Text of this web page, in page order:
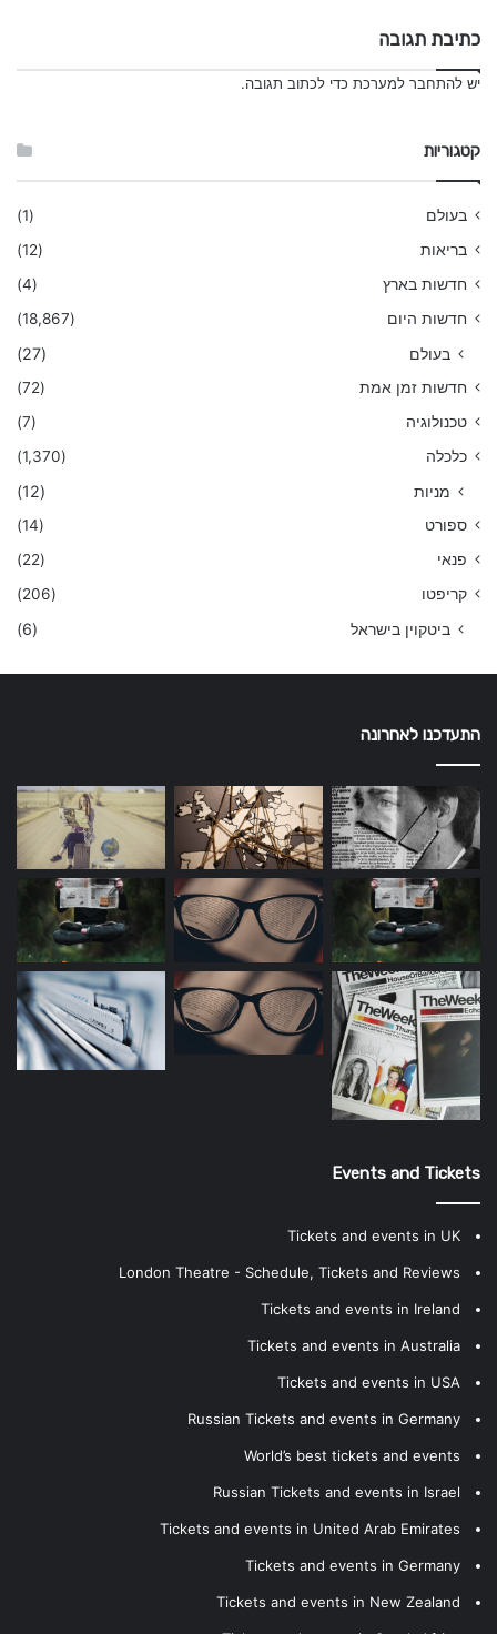
כתיבת תגובה
יש להתחבר למערכת כדי לכתוב תגובה.
קטגוריות
בעולם
(1)
בריאות
(12)
חדשות בארץ
(4)
חדשות היום
(18,867)
בעולם (27)
חדשות זמן אמת
(72)
טכנולוגיה
(7)
כלכלה
(1,370)
מניות (12)
ספורט
(14)
פנאי
(22)
קריפטו
(206)
ביטקוין בישראל (6)
התעדכנו לאחרונה
Events and Tickets
Tickets and events in UK
London Theatre - Schedule, Tickets and Reviews
Tickets and events in Ireland
Tickets and events in Australia
Tickets and events in USA
Russian Tickets and events in Germany
World’s best tickets and events
Russian Tickets and events in Israel
Tickets and events in United Arab Emirates
Tickets and events in Germany
Tickets and events in New Zealand